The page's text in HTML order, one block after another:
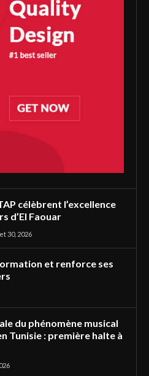
célèbrent l’excellence
d’El Faouar
30, 2026
et renforce ses
du phénomène musical
Tunisie : première halte à